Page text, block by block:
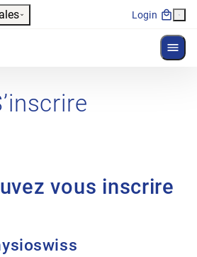
Login
vous inscrire